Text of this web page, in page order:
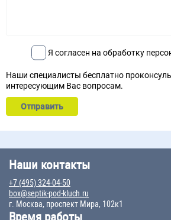
Я согласен на обработку
Наши специалисты бесплатно
интересующим Вас вопросам.
Наши контакты
+7 (495) 324-04-50
box@septik-pod-kluch.ru
г. Москва, проспект Мира, 102к1